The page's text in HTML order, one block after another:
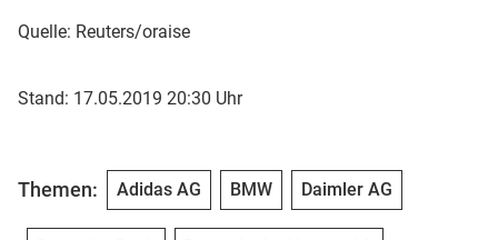
Quelle: Reuters/oraise
Stand: 17.05.2019 20:30 Uhr
Themen: Adidas AG BMW Daimler AG